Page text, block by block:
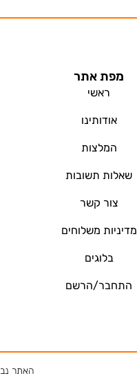
מפת אתר
ראשי
אודותינו
המלצות
שאלות תשובות
צור קשר
מדיניות משלוחים
בלוגים
התחבר/הרשם
האתר